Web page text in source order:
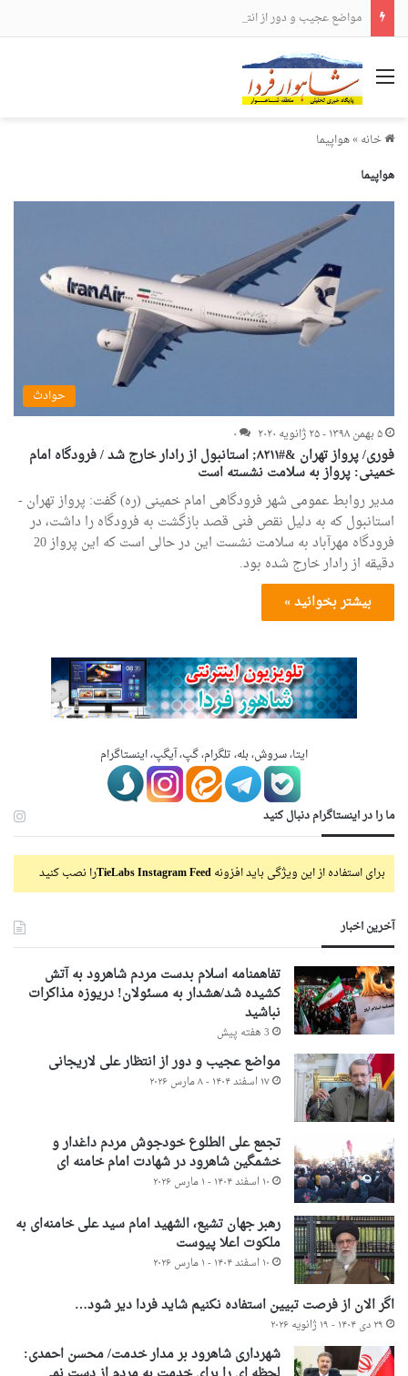
مواضع عجیب و دور از انتظار علی لاریجانی
منو
خانه»هواپیما
هواپیما
حوادث
۵ بهمن ۱۳۹۸ - ۲۵ ژانویه ۲۰۲۰
۰
فوری/ پرواز تهران &#۸۲۱۱; استانبول از رادار خارج شد / فرودگاه امام
خمینی: پرواز به سلامت نشسته است
مدیر روابط عمومی شهر فرودگاهی امام خمینی (ره) گفت: پرواز تهران -
استانبول که به دلیل نقص فنی قصد بازگشت به فرودگاه را داشت، در
فرودگاه مهرآباد به سلامت نشست این در حالی است که این پرواز 20
دقیقه از رادار خارج شده بود.
بیشتر بخوانید »
ایتا، سروش، بله، تلگرام، گپ، آیگپ، اینستاگرام
ما را در اینستاگرام دنبال کنید
برای استفاده از این ویژگی باید افزونهTieLabs Instagram Feedرا نصب کنید
آخرین اخبار
تفاهمنامه اسلام بدست مردم شاهرود به آتش
کشیده شد/هشدار به مسئولان! دریوزه مذاکرات
نباشید
3 هفته پیش
مواضع عجیب و دور از انتظار علی لاریجانی
۱۷ اسفند ۱۴۰۴ - ۸ مارس ۲۰۲۶
تجمع علی الطلوع خودجوش مردم داغدار و
خشمگین شاهرود در شهادت امام خامنه ای
۱۰ اسفند ۱۴۰۴ - ۱ مارس ۲۰۲۶
رهبر جهان تشیع، الشهید امام سید علی خامنه‌ای به
ملکوت اعلا پیوست
۱۰ اسفند ۱۴۰۴ - ۱ مارس ۲۰۲۶
اگر الان از فرصت تبیین استفاده نکنیم شاید فردا دیر شود…
۲۹ دی ۱۴۰۴ - ۱۹ ژانویه ۲۰۲۶
شهرداری شاهرود بر مدار خدمت/ محسن احمدی: